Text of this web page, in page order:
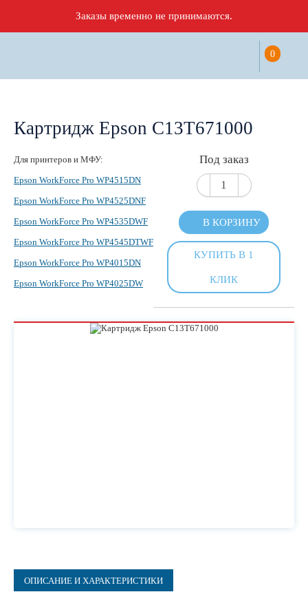
Заказы временно не принимаются.
0
Картридж Epson C13T671000
Для принтеров и МФУ:
Epson WorkForce Pro WP4515DN
Epson WorkForce Pro WP4525DNF
Epson WorkForce Pro WP4535DWF
Epson WorkForce Pro WP4545DTWF
Epson WorkForce Pro WP4015DN
Epson WorkForce Pro WP4025DW
Под заказ
В КОРЗИНУ
КУПИТЬ В 1
КЛИК
ОПИСАНИЕ И ХАРАКТЕРИСТИКИ